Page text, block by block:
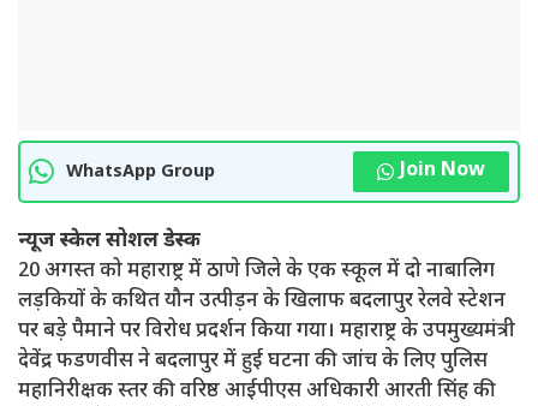
WhatsApp Group Join Now
न्यूज स्केल सोशल डेस्क
20 अगस्त को महाराष्ट्र में ठाणे जिले के एक स्कूल में दो नाबालिग
लड़कियों के कथित यौन उत्पीड़न के खिलाफ बदलापुर रेलवे स्टेशन
पर बड़े पैमाने पर विरोध प्रदर्शन किया गया। महाराष्ट्र के उपमुख्यमंत्री
देवेंद्र फडणवीस ने बदलापुर में हुई घटना की जांच के लिए पुलिस
महानिरीक्षक स्तर की वरिष्ठ आईपीएस अधिकारी आरती सिंह की